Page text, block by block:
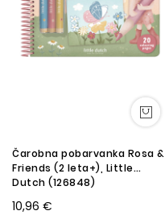
Čarobna pobarvanka Rosa &
Friends (2 leta+), Little
Dutch (126848)
10,96 €